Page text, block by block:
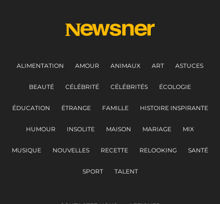
ALIMENTATION AMOUR ANIMAUX ART ASTUCES
BEAUTÉ CÉLÉBRITÉ CÉLÉBRITÉS ÉCOLOGIE
ÉDUCATION ÉTRANGE FAMILLE HISTOIRE INSPIRANTE
HUMOUR INSOLITE MAISON MARIAGE MIX
MUSIQUE NOUVELLES RECETTE RELOOKING SANTÉ
SPORT TALENT